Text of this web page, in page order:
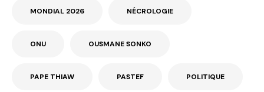
MONDIAL 2026 NÉCROLOGIE
ONU OUSMANE SONKO
PAPE THIAW PASTEF POLITIQUE